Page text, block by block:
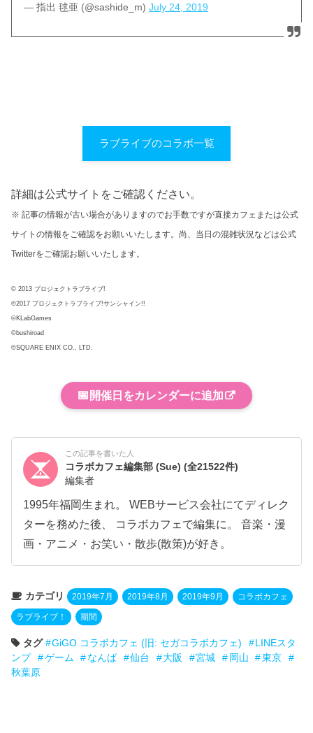
— 指出 毬亜 (@sashide_m)July 24, 2019
ラブライブのコラボ一覧
詳細は公式サイトをご確認ください。
※ 記事の情報が古い場合がありますのでお手数ですが直接カフェまたは公式
サイトの情報をご確認をお願いいたします。尚、当日の混雑状況などは公式
Twitterをご確認お願いいたします。
© 2013 プロジェクトラブライブ!
©2017 プロジェクトラブライブ!サンシャイン!!
©KLabGames
©bushiroad
©SQUARE ENIX CO., LTD.
📅 開催日をカレンダーに追加
この記事を書いた人
コラボカフェ編集部 (Sue)(全21522件)
編集者
1995年福岡生まれ。 WEBサービス会社にてディレク
ターを務めた後、 コラボカフェで編集に。 音楽・漫
画・アニメ・お笑い・散歩(散策)が好き。
カテゴリ 2019年7月 2019年8月 2019年9月 コラボカフェ
ラブライブ！ 期間
タグ GiGO コラボカフェ (旧: セガコラボカフェ)
LINEスタ
ンプ
ゲーム なんば 仙台 大阪 宮城 岡山
東京
秋葉原